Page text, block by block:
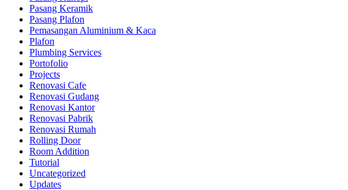
Pasang Keramik
Pasang Plafon
Pemasangan Aluminium & Kaca
Plafon
Plumbing Services
Portofolio
Projects
Renovasi Cafe
Renovasi Gudang
Renovasi Kantor
Renovasi Pabrik
Renovasi Rumah
Rolling Door
Room Addition
Tutorial
Uncategorized
Updates